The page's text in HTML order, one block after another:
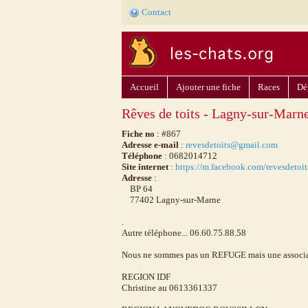
Contact
Accueil Ajouter une fiche Races
Rêves de toits - Lagny-sur-
Fiche no : #867
Adresse e-mail : revesdetoits@gmail.com
Téléphone : 0682014712
Site internet: https://m.facebook.com/
Adresse :
BP 64
77402 Lagny-sur-Marne
.
Autre téléphone... 06.60.75.88.58
Nous ne sommes pas un REFUGE mais une
REGION IDF
Christine au 0613361337